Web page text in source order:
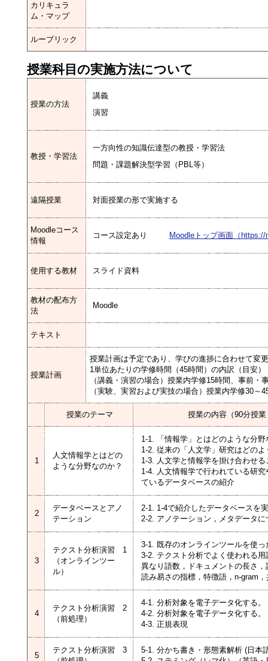
カリキュラ
ム・マップ
ルーブリック
授業科目の実施方法について
授業の方法
講義
演習
教授・学習法
一方向性の知識伝達型の教授・学習法
問題・課題解決型学習（PBL等）
遠隔授業 対面授業の形で実施する
Moodleコース
情報
コース設定あり Moodleトップ画面（
使用する教材 スライド資料
教材の配布方
法
Moodle
テキスト
授業計画
授業計画は予定であり、学びの進捗に合わせて変
1単位あたりの学修時間（45時間）の内訳（目安）
（講義・演習の場合）授業内学修15時間、事前・
（実験、実習および実技の場合）授業内学修30～
授業のテーマ 授業の内容（90分授
1
人文情報学とはどの
ような分野なのか？
1-1. 「情報学」とはどのような分野
1-2. 従来の「人文学」研究はどのよ
1-3. 人文学と情報学を掛け合わせる
1-4. 人文情報学で行われている研
ているデータベースの紹介
2
データベースとアノ
テーション
2-1. 1-4で紹介したデータベースを
2-2. アノテーション，メタデータ
3
テクスト分析演習 1
（オンラインツー
ル）
3-1. 既存のオンラインツールを使
3-2. テクスト分析でよく使われる
異なり語数，ドキュメントの長さ
読み易さの指標，特徴語，n-gram
4
テクスト分析演習 2
（前処理）
4-1. 分析対象を電子データ化する
4-2. 分析対象を電子データ化する
4-3. 正規表現
5
テクスト分析演習 3
5-1. 分かち書き・形態素解析 (日本